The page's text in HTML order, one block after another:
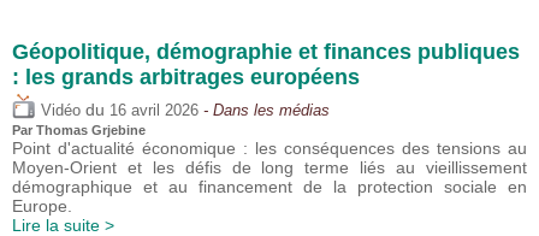
Géopolitique, démographie et finances publiques
: les grands arbitrages européens
Vidéo du 16 avril 2026 - Dans les médias
Par Thomas Grjebine
Point d'actualité économique : les conséquences des tensions au
Moyen-Orient et les défis de long terme liés au vieillissement
démographique et au financement de la protection sociale en
Europe.
Lire la suite >